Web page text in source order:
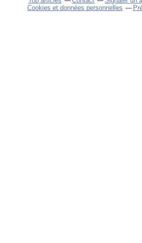
Cookies et données personnelles